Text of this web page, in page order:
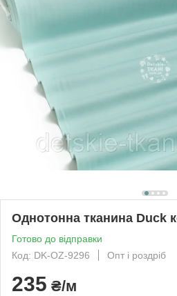
Однотонна тканина Duck
Готово до відправки
Код: DK-OZ-9296
Опт і роздріб
235 ₴/м